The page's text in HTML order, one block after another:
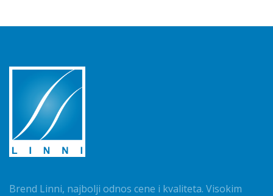
Brend Linni, najbolji odnos cene i kvaliteta. Visokim